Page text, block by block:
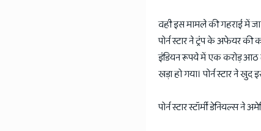
वही इस मामले की गहराई में
पोर्न स्टार ने ट्रंप के अफेयर
इंडियन रूपये में एक करोड़ आठ
खड़ा हो गया। पोर्न स्टार ने
पोर्न स्टार स्टॉर्मी डेनियल्स ने